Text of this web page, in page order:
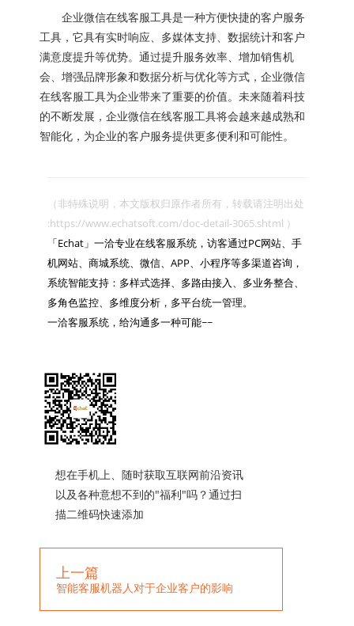
企业微信在线客服工具是一种方便快捷的客户服务
工具，它具有实时响应、多媒体支持、数据统计和客户
满意度提升等优势。通过提升服务效率、增加销售机
会、增强品牌形象和数据分析与优化等方式，企业微信
在线客服工具为企业带来了重要的价值。未来随着科技
的不断发展，企业微信在线客服工具将会越来越成熟和
智能化，为企业的客户服务提供更多便利和可能性。
（非特殊说明，本文版权归原作者所有，转载请注明出处
:https://www.echatsoft.com/doc-detail-3065.shtml ）
「Echat」一洽专业在线客服系统，访客通过PC网站、手
机网站、商城系统、微信、APP、小程序等多渠道咨询，
系统智能支持：多样式选择、多路由接入、多业务整合、
多角色监控、多维度分析，多平台统一管理。
一洽客服系统，给沟通多一种可能~~
想在手机上、随时获取互联网前沿资讯
以及各种意想不到的"福利"吗？通过扫
描二维码快速添加
上一篇
智能客服机器人对于企业客户的影响